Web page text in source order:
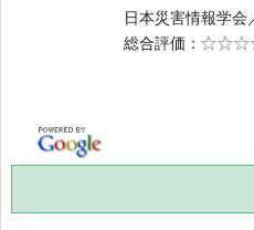
日本災害情報学
総合評価
5段階